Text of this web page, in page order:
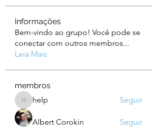
Informações
Bem-vindo ao grupo! Você pode se
conectar com outros membros...
Leia Mais
membros
helphelp Seguir
Albert Corokin Seguir